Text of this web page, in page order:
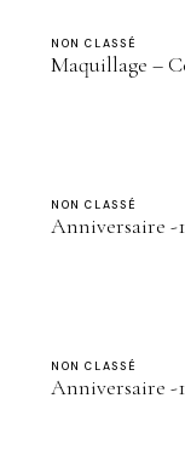
NON CLASSÉ
Maquillage –
NON CLASSÉ
Anniversaire -
NON CLASSÉ
Anniversaire -